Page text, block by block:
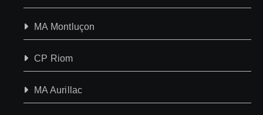
MA Montluçon
CP Riom
MA Aurillac